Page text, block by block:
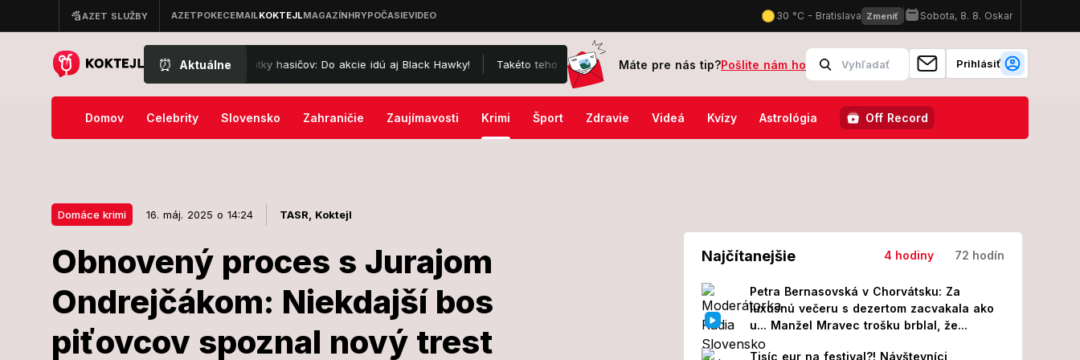
⏰ Aktuálne
obvode Záhorie mobilizuje desiatky hasičov: Do akcie idú aj Black Hawky! Takéto tehotenské FOTO ste ešte NEVIDELI: Manželka Jána Ďurovčíka ukázala bruško! Žiadny gýč, ale... Srdcervúce
Máte pre nás tip?Pošlite nám ho Prihlásiť
Domov Celebrity Slovensko Zahraničie Zaujímavosti Krimi Šport Zdravie Videá Kvízy Astrológia Off Record
Domáce krimi 16. máj. 2025 o 14:24 TASR, Koktejl
Obnovený proces s Jurajom
Ondrejčákom: Niekdajší bos
piťovcov spoznal nový trest
Obnovený proces s Jurajom
Najčítanejšie 4 hodiny 72 hodín
Petra Bernasovská v Chorvátsku: Za
luxusnú večeru s dezertom zacvakala ako
u... Manžel Mravec trošku brblal, že...
Tisíc eur na festival?! Návštevníci